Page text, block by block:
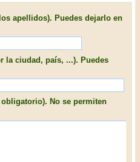
apellidos). Puedes dejarlo en
la ciudad, país, ...). Puedes
No se permiten